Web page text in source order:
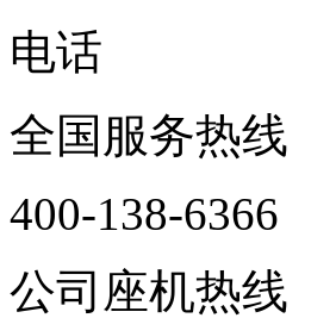
电话
全国服务热线
400-138-6366
公司座机热线